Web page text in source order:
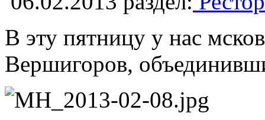
В эту пятницу у нас
Вершигоров,